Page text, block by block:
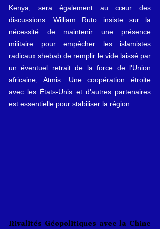
Kenya, sera également au cœur des
discussions. William Ruto insiste sur la
nécessité de maintenir une présence
militaire pour empêcher les islamistes
radicaux shebab de remplir le vide laissé par
un éventuel retrait de la force de l'Union
africaine, Atmis. Une coopération étroite
avec les États-Unis et d'autres partenaires
est essentielle pour stabiliser la région.
Rivalités Géopolitiques avec la Chine